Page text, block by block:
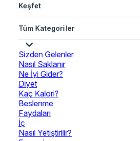
Keşfet
Tüm Kategoriler
Sizden Gelenler
Nasıl Saklanır
Ne İyi Gider?
Diyet
Kaç Kalori?
Beslenme
Faydaları
İç
Nasıl Yetiştirilir?